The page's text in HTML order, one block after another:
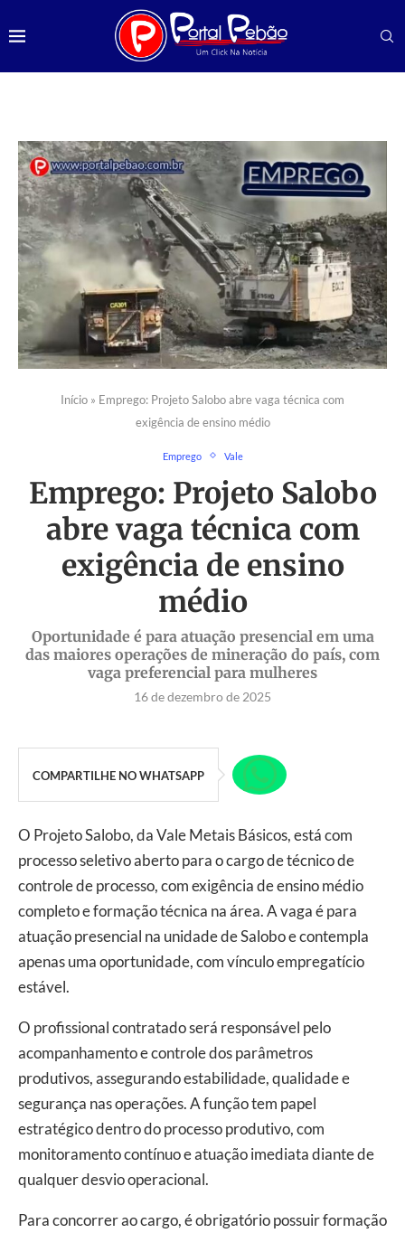
Início » Emprego: Projeto Salobo abre vaga técnica com
exigência de ensino médio
Emprego Vale
Emprego: Projeto Salobo
abre vaga técnica com
exigência de ensino
médio
Oportunidade é para atuação presencial em uma
das maiores operações de mineração do país, com
vaga preferencial para mulheres
16 de dezembro de 2025
COMPARTILHE NO WHATSAPP
O Projeto Salobo, da Vale Metais Básicos, está com
processo seletivo aberto para o cargo de técnico de
controle de processo, com exigência de ensino médio
completo e formação técnica na área. A vaga é para
atuação presencial na unidade de Salobo e contempla
apenas uma oportunidade, com vínculo empregatício
estável.
O profissional contratado será responsável pelo
acompanhamento e controle dos parâmetros
produtivos, assegurando estabilidade, qualidade e
segurança nas operações. A função tem papel
estratégico dentro do processo produtivo, com
monitoramento contínuo e atuação imediata diante de
qualquer desvio operacional.
Para concorrer ao cargo, é obrigatório possuir formação